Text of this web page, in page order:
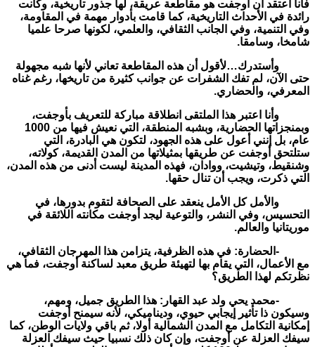
فأنا أعتقد أن أوجفت هو مقاطعة عريقة، لها جذور تاريخية، وكانت
رائدة في الأحداث التاريخية، كما قامت بأدوار مهمة في المقاومة،
وفي التنمية، وفي الجانب الثقافي، والعلمي، لكونها صرحا علميا
شامخا، وسامقا.
وأستدرك…لأقول أن هذه المقاطعة تعاني لأنها شبه مجهولة
حتى الآن، لم تفك الشفرات عن جوانب كثيرة من تاريخها، رغم غناه
المعرفي، والحضاري.
وأنا اعتبر هذا الملتقى انطلاقة مباركة للتعريف بأوجفت،
وبمنجزاتها الحضارية، وبشبه المنطقة، التي نعيش فيها من 1000
عام، بل إنني أعول على هذه الجهود، لتكون هي البادرة، التي
ستلتحق أوجفت عن طريقها بمثيلاتها من المدن القديمة، كولاته،
وشنقيط، وتيشيت، ووادان، فهذه المدينة ليست أدنى من هذه المدن،
التي ذكرت، ويجب أن تنال حقها.
والأمل كل الأمل ينعقد على الصحافة لتقوم بدورها، في
التحسيس، وفي النشر، والتوعية ليجد أوجفت مكانته اللائقة في
موريتانيا والعالم.
-الحضارة: في هذه الظرفية، يتزامن هذا المهرجان الثقافي،
مع الأعمال، التي يقام بها لتهيئة طريق معبد لساكنة أوجفت، فما هي
نظرتكم لهذا الطريق؟
-محمد يحي ولد عبد القهار: هذا الطريق جميل، ومهم،
وسيكون ذا تأثير إيجابي حيوي، وديناميكي، لأنه سيمنح أوجفت
إمكانية التكامل مع المدن الشمالية أولا، ثم باقي ولايات الوطن، كما
سيفك العزلة عن أوجفت، وإن كان ذلك نسبيا حيث سيفك العزلة